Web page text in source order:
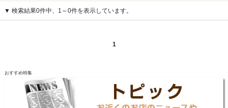
キッズルーム
安い デート
▼ 検索結果0件中、1～0件を表示しています。
1
おすすめ特集